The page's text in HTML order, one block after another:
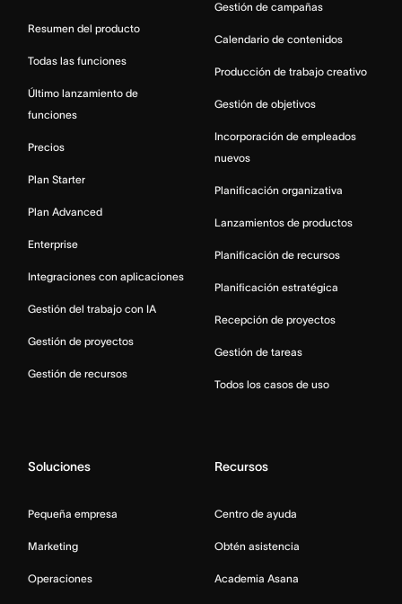
Resumen del producto
Todas las funciones
Último lanzamiento de
funciones
Precios
Plan Starter
Plan Advanced
Enterprise
Integraciones con aplicaciones
Gestión del trabajo con IA
Gestión de proyectos
Gestión de recursos
Gestión de campañas
Calendario de contenidos
Producción de trabajo creativo
Gestión de objetivos
Incorporación de empleados
nuevos
Planificación organizativa
Lanzamientos de productos
Planificación de recursos
Planificación estratégica
Recepción de proyectos
Gestión de tareas
Todos los casos de uso
Soluciones
Pequeña empresa
Marketing
Operaciones
Recursos
Centro de ayuda
Obtén asistencia
Academia Asana